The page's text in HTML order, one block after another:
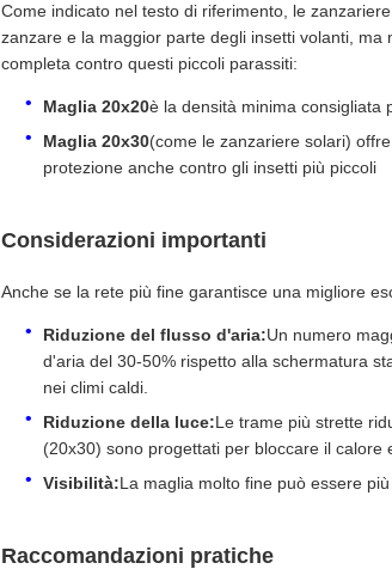
Come indicato nel testo di riferimento, le
zanzare e la maggior parte degli insetti volanti,
completa contro questi piccoli parassiti:
Maglia 20x20è la densità minima consigliata
Maglia 20x30(come le zanzariere solari)
protezione anche contro gli insetti più piccoli
Considerazioni importanti
Anche se la rete più fine garantisce una migliore
Riduzione del flusso d'aria:Un numero
d'aria del 30-50% rispetto alla schermatura
nei climi caldi.
Riduzione della luce:Le trame più strette
(20x30) sono progettati per bloccare il calore
Visibilità:La maglia molto fine può essere
Raccomandazioni pratiche